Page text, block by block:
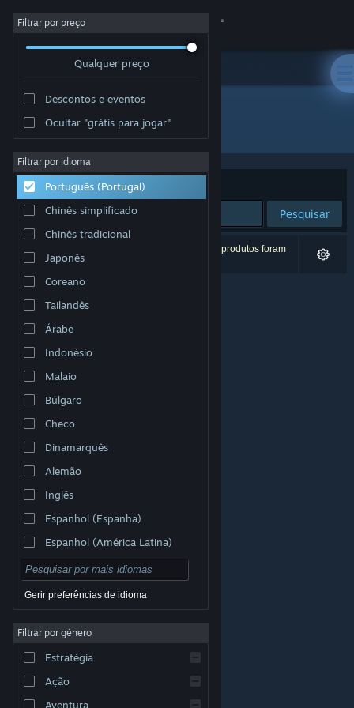
Iniciar sessão
Sobre
Apoio
Alterar idioma
Instala a app móvel do Steam
Ver versão para computadores
© Valve Corporation. Todos os direitos reservados.
respetivos proprietários nos E.U.A. e outros países.
Acessibilidade
Reembolsos|Cookies
Filtrar por preço
Qualquer preço
Descontos e eventos
Ocultar "grátis para jogar"
Filtrar por idioma
Português (Portugal)
Chinês simplificado
Chinês tradicional
Japonês
Coreano
Tailandês
Árabe
Indonésio
Malaio
Búlgaro
Checo
Dinamarquês
Alemão
Inglês
Espanhol (Espanha)
Espanhol (América Latina)
Gerir preferências de idioma
Filtrar por género
Estratégia
Ação
Aventura
Developer: StoryTale Studios
Ordenar por Relevância
Pesquisar
0 resultados correspondentes à tua pesquisa. 3 produtos foram
excluídos com base nas tuas preferências.